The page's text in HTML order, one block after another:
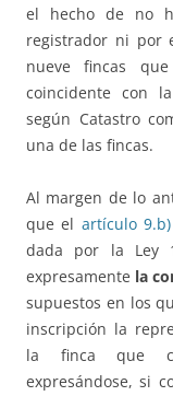
el hecho de no
registrador ni por
nueve fincas
coincidente con
según Catastro
una de las fincas.
Al margen de lo
que el artículo
dada por la Ley
expresamente la
supuestos en los
inscripción la
la finca que
expresándose, si